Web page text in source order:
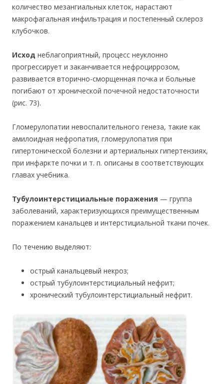
количество мезангиальных клеток, нарастают
макрофагальная инфильтрация и постепенный склероз
клубочков.
Исход неблагоприятный, процесс неуклонно
прогрессирует и заканчивается нефроциррозом,
развивается вторично-сморщенная почка и больные
погибают от хронической почечной недостаточности
(рис. 73).
Гломерулопатии невоспалительного генеза, такие как
амилоидная нефропатия, гломерулопатия при
гипертонической болезни и артериальных гипертензиях,
при инфаркте почки и т. п. описаны в соответствующих
главах учебника.
Тубулоинтерстициальные поражения — группа
заболеваний, характеризующихся преимущественным
поражением канальцев и интерстициальной ткани почек.
По течению выделяют:
острый канальцевый некроз;
острый тубулоинтерстициальный нефрит;
хронический тубулоинтерстициальный нефрит.